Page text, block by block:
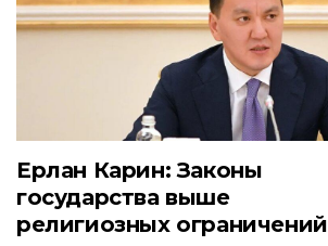
Ерлан Карин: Законы
государства выше
религиозных ограничений